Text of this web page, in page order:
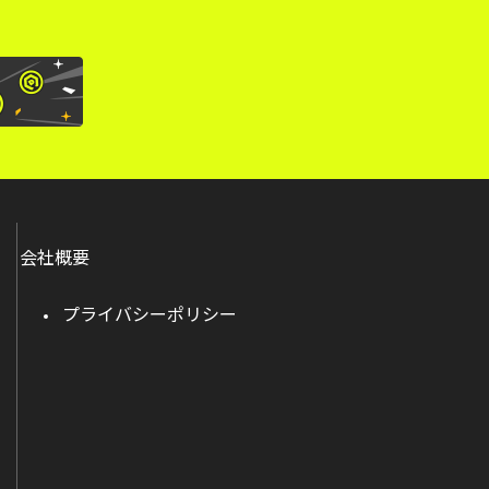
会社概要
プライバシーポリシー